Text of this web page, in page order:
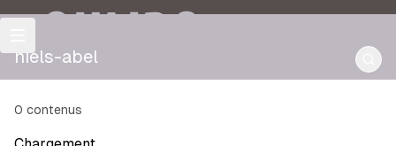
OULIPO
niels-abel
0 contenus